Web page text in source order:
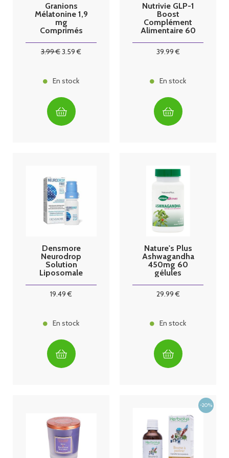
Granions
Mélatonine 1,9
mg
Comprimés
3.99€3.59 €
En stock
Nutrivie GLP-1
Boost
Complément
Alimentaire 60
39.99€
En stock
Densmore
Neurodrop
Solution
Liposomale
19.49 €
En stock
Nature's Plus
Ashwagandha
450mg 60
gélules
29.99€
En stock